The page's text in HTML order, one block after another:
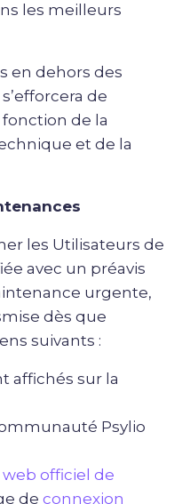
les meilleurs
en dehors des
de
de la
et de la
les Utilisateurs de
avec un préavis
urgente,
dès que
suivants :
affichés sur la
Psylio
web officiel de
de connexion